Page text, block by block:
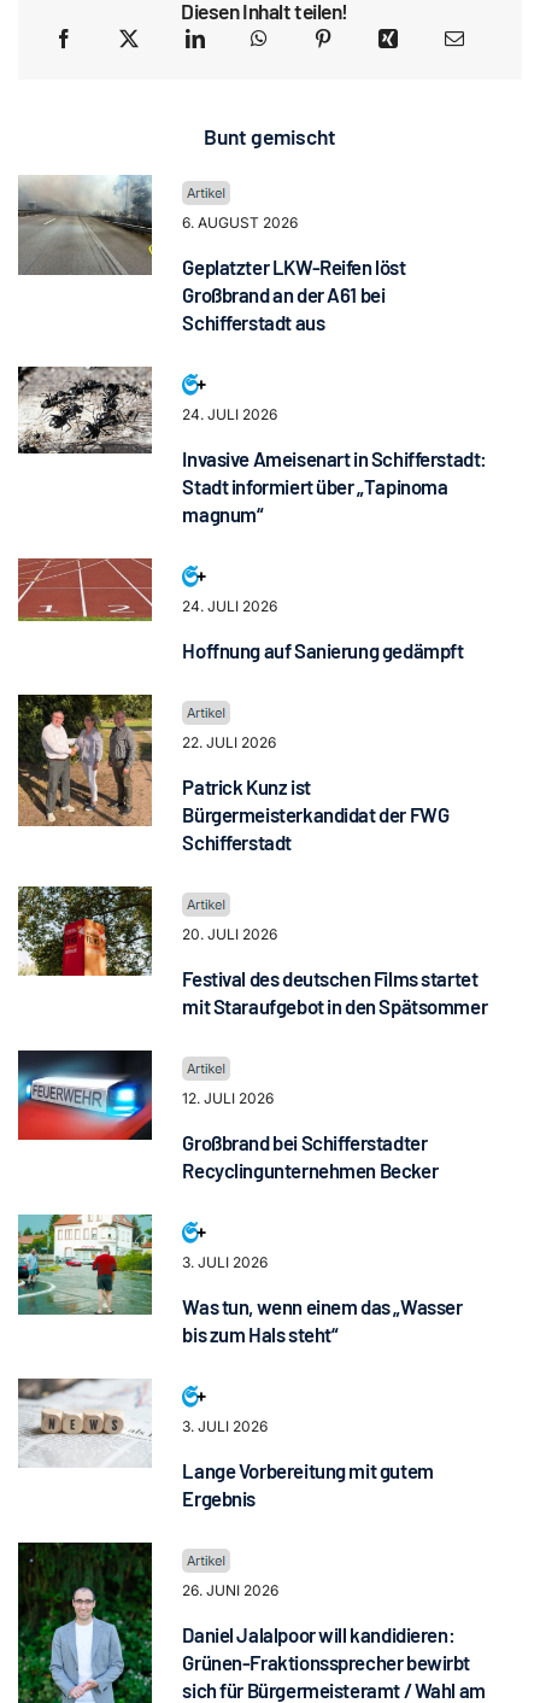
Diesen Inhalt teilen!
Bunt gemischt
6. AUGUST 2026
Geplatzter LKW-Reifen löst
Großbrand an der A61 bei
Schifferstadt aus
24. JULI 2026
Invasive Ameisenart in Schifferstadt:
Stadt informiert über „Tapinoma
magnum“
24. JULI 2026
Hoffnung auf Sanierung gedämpft
22. JULI 2026
Patrick Kunz ist
Bürgermeisterkandidat der FWG
Schifferstadt
20. JULI 2026
Festival des deutschen Films startet
mit Staraufgebot in den Spätsommer
12. JULI 2026
Großbrand bei Schifferstadter
Recyclingunternehmen Becker
3. JULI 2026
Was tun, wenn einem das „Wasser
bis zum Hals steht“
3. JULI 2026
Lange Vorbereitung mit gutem
Ergebnis
26. JUNI 2026
Daniel Jalalpoor will kandidieren:
Grünen-Fraktionssprecher bewirbt
sich für Bürgermeisteramt / Wahl am